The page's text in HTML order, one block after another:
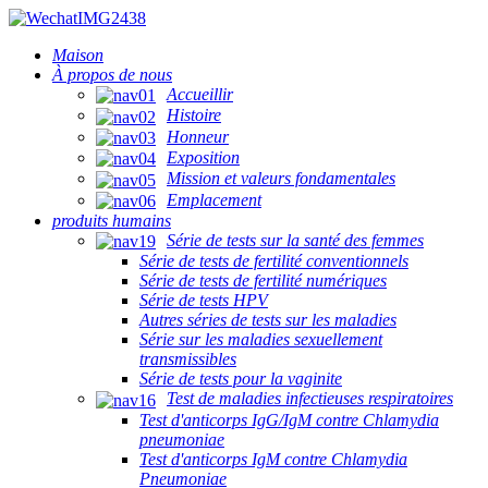
Maison
À propos de nous
Accueillir
Histoire
Honneur
Exposition
Mission et valeurs fondamentales
Emplacement
produits humains
Série de tests sur la santé des femmes
Série de tests de fertilité conventionnels
Série de tests de fertilité numériques
Série de tests HPV
Autres séries de tests sur les maladies
Série sur les maladies sexuellement
transmissibles
Série de tests pour la vaginite
Test de maladies infectieuses respiratoires
Test d'anticorps IgG/IgM contre Chlamydia
pneumoniae
Test d'anticorps IgM contre Chlamydia
Pneumoniae